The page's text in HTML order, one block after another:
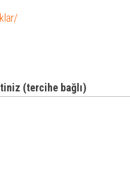
(tercihe bağlı)